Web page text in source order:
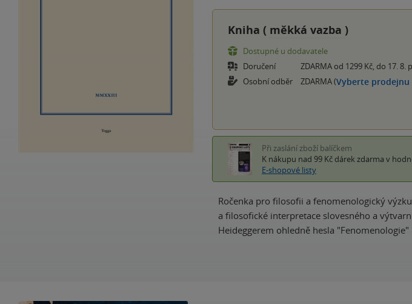
Kniha ( měkká vazba )
Dostupné u dodavatele
Doručení
ZDARMA od 1299 Kč, do 17.
Osobní odběr
ZDARMA (Vyberte prodejnu
Při zaslání zboží balíčkem
K nákupu nad 99 Kč dárek zdarma v
E-shopové listy
Ročenka pro filosofii a fenomenologický
a filosofické interpretace slovesného a
Heideggerem ohledně hesla